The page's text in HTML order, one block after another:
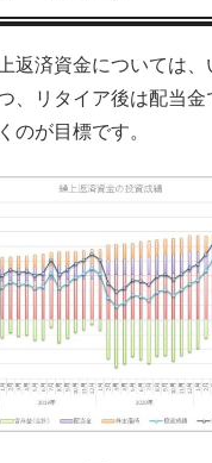
返済資金については、
、リタイア後は配当
のが目標です。